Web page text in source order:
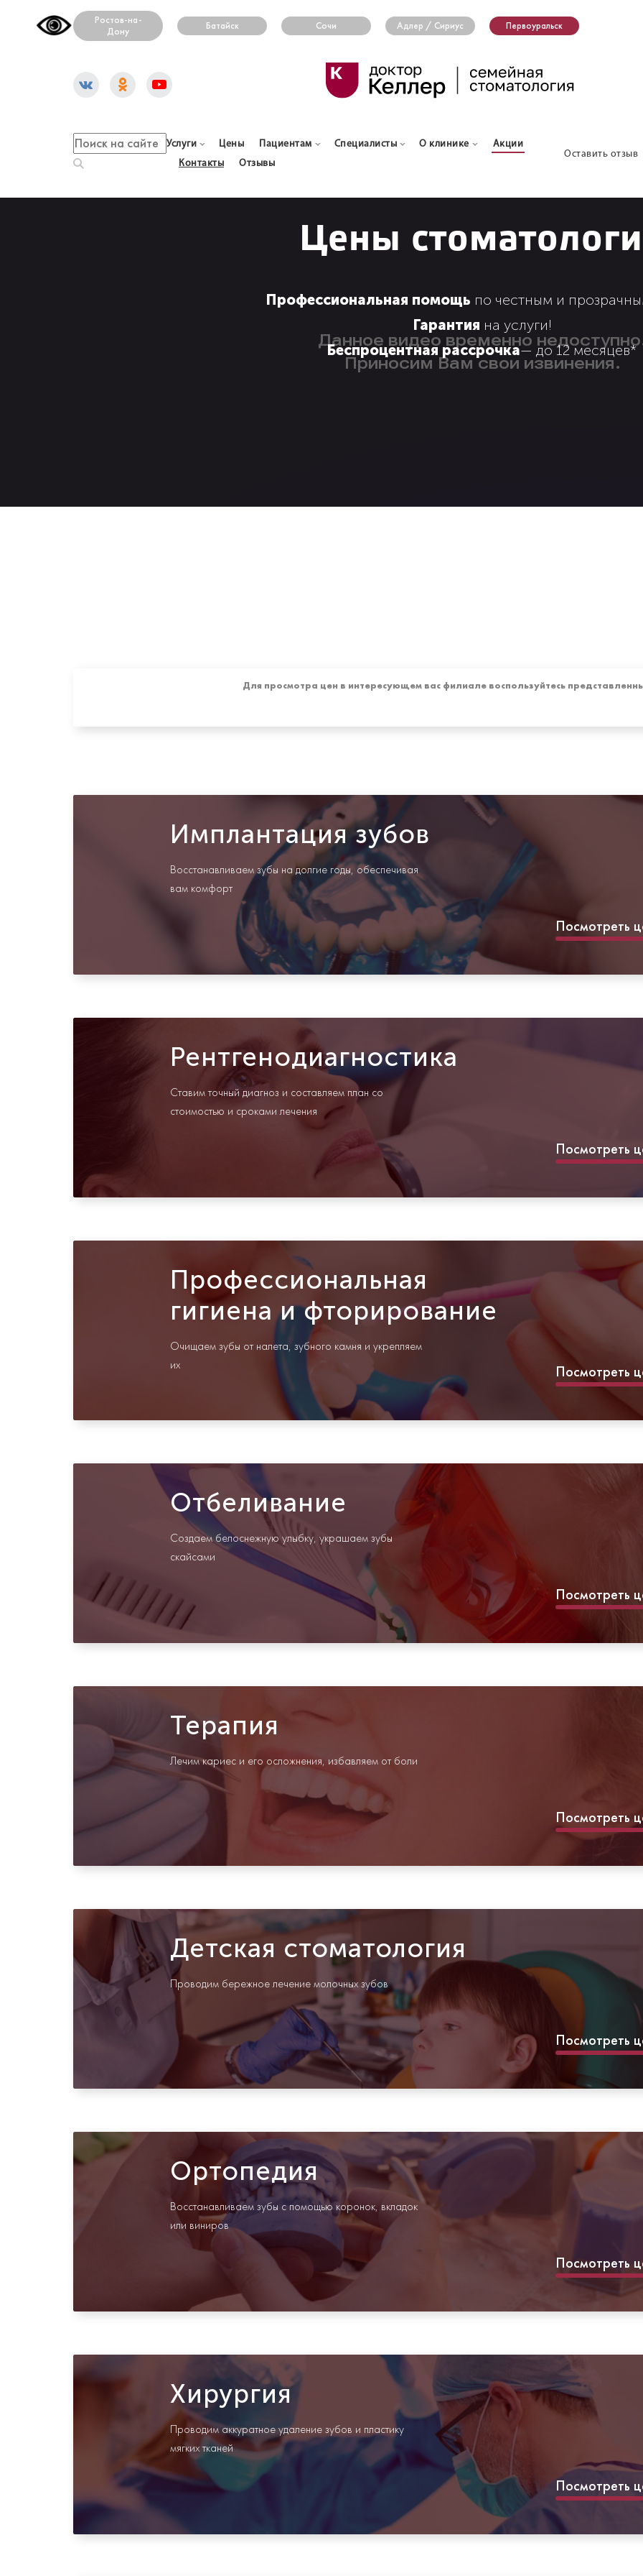
Ростов-на-
Дону
Батайск Сочи Адлер / Сириус Первоуральск
Услуги Цены Пациентам Специалисты О клинике
Акции
Контакты
Отзывы
Оставить отзыв
Цены
Профессиональная помощь по честным и
Гарантия на услуги!
Беспроцентная рассрочка— до 12 месяцев*
Для просмотра цен в интересующем вас филиале воспользуйтесь
Имплантация зубов
Восстанавливаем зубы на долгие годы, обеспечивая
вам комфорт
Посмотреть
Рентгенодиагностика
Ставим точный диагноз и составляем план со
стоимостью и сроками лечения
Посмотреть
Профессиональная
гигиена и фторирование
Очищаем зубы от налета, зубного камня и укрепляем
их
Посмотреть
Отбеливание
Создаем белоснежную улыбку, украшаем зубы
скайсами
Посмотреть
Терапия
Лечим кариес и его осложнения, избавляем от боли
Посмотреть
Детская стоматология
Проводим бережное лечение молочных зубов
Посмотреть
Ортопедия
Восстанавливаем зубы с помощью коронок, вкладок
или виниров
Посмотреть
Хирургия
Проводим аккуратное удаление зубов и пластику
мягких тканей
Посмотреть